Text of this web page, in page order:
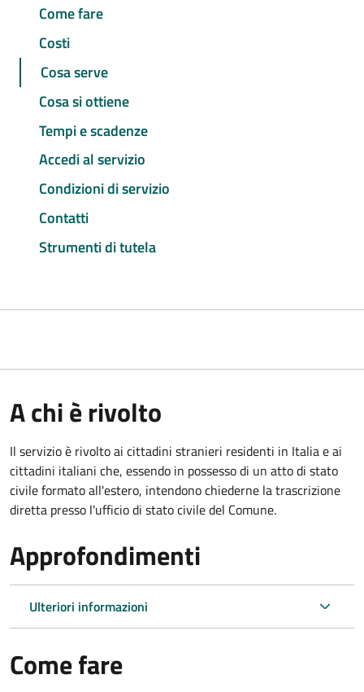
Come fare
Costi
Cosa serve
Cosa si ottiene
Tempi e scadenze
Accedi al servizio
Condizioni di servizio
Contatti
Strumenti di tutela
A chi è rivolto
Il servizio è rivolto ai cittadini stranieri residenti in Italia e ai
cittadini italiani che, essendo in possesso di un atto di stato
civile formato all'estero, intendono chiederne la trascrizione
diretta presso l'ufficio di stato civile del Comune.
Approfondimenti
Ulteriori informazioni
Come fare